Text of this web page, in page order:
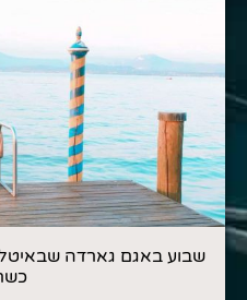
שבוע באגם גארדה